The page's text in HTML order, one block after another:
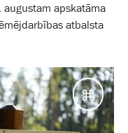
apskatāma
atbalsta